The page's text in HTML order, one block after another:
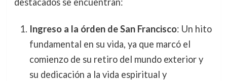
Ingreso a la órden de San Francisco: Un hito
fundamental en su vida, ya que marcó el
comienzo de su retiro del mundo exterior y
su dedicación a la vida espiritual y